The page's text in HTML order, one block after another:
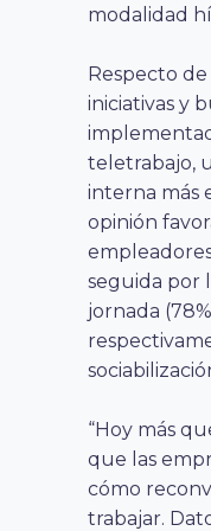
modalidad
Respecto
iniciativas y
teletrabajo,
interna más
opinión
seguida por
jornada
“Hoy más
que las
cómo
trabajar.